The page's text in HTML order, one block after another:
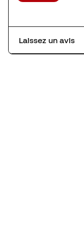
Laissez un avis